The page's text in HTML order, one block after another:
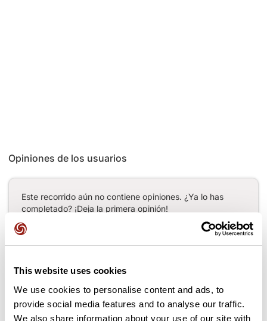
This website uses cookies
We use cookies to personalise content and ads, to
provide social media features and to analyse our traffic.
We also share information about your use of our site with
Opiniones de los usuarios
Este recorrido aún no contiene opiniones. ¿Ya lo has
completado? ¡Deja la primera opinión!